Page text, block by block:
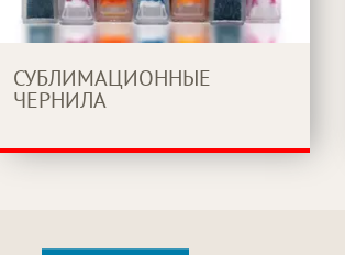
СУБЛИМАЦИОННЫЕ
ЧЕРНИЛА